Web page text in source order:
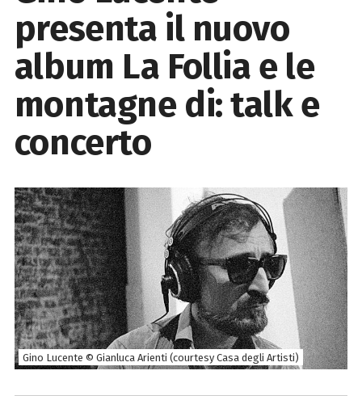
presenta il nuovo
album La Follia e le
montagne di: talk e
concerto
Gino Lucente © Gianluca Arienti (courtesy Casa degli Artisti)